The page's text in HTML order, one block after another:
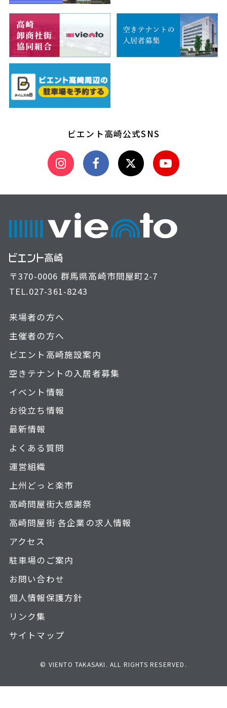
ビエント高崎公式SNS
〒370-0006 群馬県高崎市問屋町2-7
TEL.027-361-8243
来場者の方へ
主催者の方へ
ビエント高崎施設案内
空きテナントの入居者募集
イベント情報
お役立ち情報
最新情報
よくある質問
運営組織
上州どっと楽市
高崎問屋街大感謝祭
高崎問屋街 各企業の求人情報
アクセス
駐車場のご案内
お問い合わせ
個人情報保護方針
リンク集
サイトマップ
© VIENTO TAKASAKI. ALL RIGHTS RESERVED.